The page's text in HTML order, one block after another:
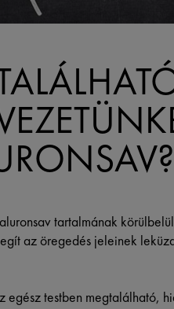
tartalmának
az öregedés jeleinek
egész testben megtalálható,